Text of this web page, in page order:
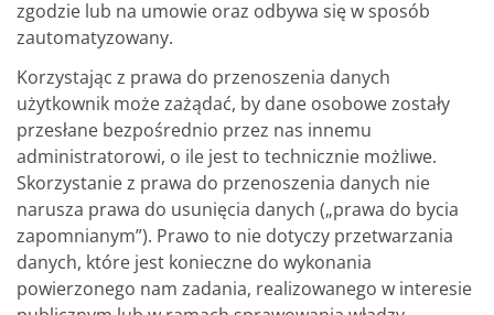
zgodzie lub na umowie oraz odbywa się w sposób
zautomatyzowany.
Korzystając z prawa do przenoszenia danych
użytkownik może zażądać, by dane osobowe zostały
przesłane bezpośrednio przez nas innemu
administratorowi, o ile jest to technicznie możliwe.
Skorzystanie z prawa do przenoszenia danych nie
narusza prawa do usunięcia danych („prawa do bycia
zapomnianym”). Prawo to nie dotyczy przetwarzania
danych, które jest konieczne do wykonania
powierzonego nam zadania, realizowanego w interesie